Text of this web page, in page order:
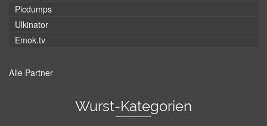
Picdumps
Ulkinator
Emok.tv
Alle Partner
Wurst-Kategorien